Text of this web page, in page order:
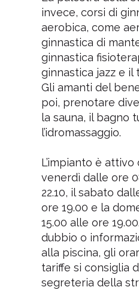
invece, corsi di
aerobica, come
ginnastica di
ginnastica
ginnastica jazz e il
Gli amanti del
poi, prenotare
la sauna, il bagno
l’idromassaggio.
L’impianto è attivo
venerdì dalle ore
22.10, il sabato
ore 19.00 e la
15.00 alle ore
dubbio o
alla piscina, gli
tariffe si consiglia
segreteria della